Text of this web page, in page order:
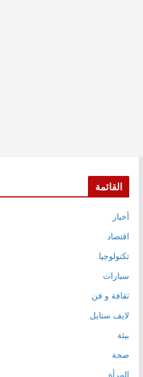
القائمة
أخبار
اقتصاد
تكنولوجيا
سيارات
ثقافة و فن
لايف ستايل
بيئة
صحة
المرأة